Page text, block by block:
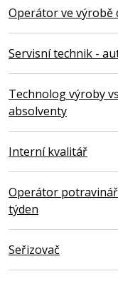
Operátor ve výrobě
Servisní technik -
Technolog výroby
absolventy
Interní kvalitář
Operátor
týden
Seřizovač